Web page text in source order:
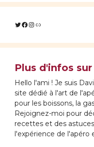
Twitter
Facebook
Instagram
Lien
Plus d'infos
Hello l'ami ! Je suis
site dédié à l'art de
pour les boissons, la
Rejoignez-moi pour
recettes et des
l'expérience de l'apéro